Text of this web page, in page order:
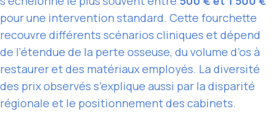
pour une intervention standard. Cette fourchette
recouvre différents scénarios cliniques et dépend
de l’étendue de la perte osseuse, du volume d’os à
restaurer et des matériaux employés. La diversité
des prix observés s’explique aussi par la disparité
régionale et le positionnement des cabinets.